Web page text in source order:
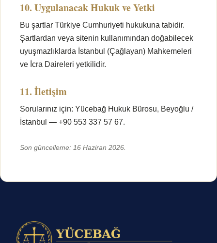
10. Uygulanacak Hukuk ve Yetki
Bu şartlar Türkiye Cumhuriyeti hukukuna tabidir.
Şartlardan veya sitenin kullanımından doğabilecek
uyuşmazlıklarda İstanbul (Çağlayan) Mahkemeleri
ve İcra Daireleri yetkilidir.
11. İletişim
Sorularınız için: Yücebağ Hukuk Bürosu, Beyoğlu /
İstanbul — +90 553 337 57 67.
Son güncelleme: 16 Haziran 2026.